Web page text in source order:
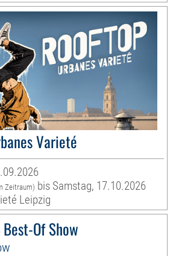
Varieté
Zeitraum) bis Samstag, 17.10.2026
Leipzig
Of Show